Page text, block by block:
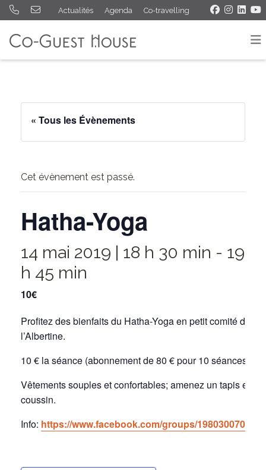
Actualités Agenda Co-travelling
« Tous les Évènements
Cet évènement est passé.
Hatha-Yoga
14 mai 2019 | 18 h 30 min - 19
h 45 min
10€
Profitez des bienfaits du Hatha-Yoga en petit comité dans
l’Albertine.
10 € la séance (abonnement de 80 € pour 10 séances).
Vêtements souples et confortables; amenez un tapis et un
coussin.
Info: https://www.facebook.com/groups/